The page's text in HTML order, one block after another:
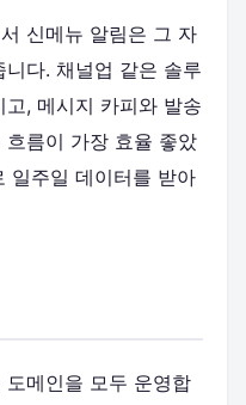
신메뉴 알림은 그 자
다. 채널업 같은 솔루
, 메시지 카피와 발송
름이 가장 효율 좋았
일주일 데이터를 받아
메인을 모두 운영합